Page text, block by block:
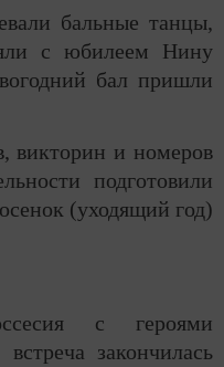
бальные танцы,
с юбилеем Нину
бал пришли
викторин и номеров
подготовили
(уходящий год)
с героями
закончилась